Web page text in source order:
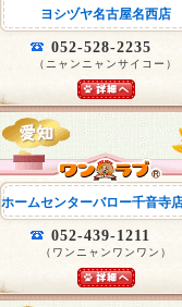
ヨシヅヤ名古屋名西店
052-528-2235
（ニャンニャンサイコー）
ホームセンターバロー千音寺
052-439-1211
（ワンニャンワンワン）